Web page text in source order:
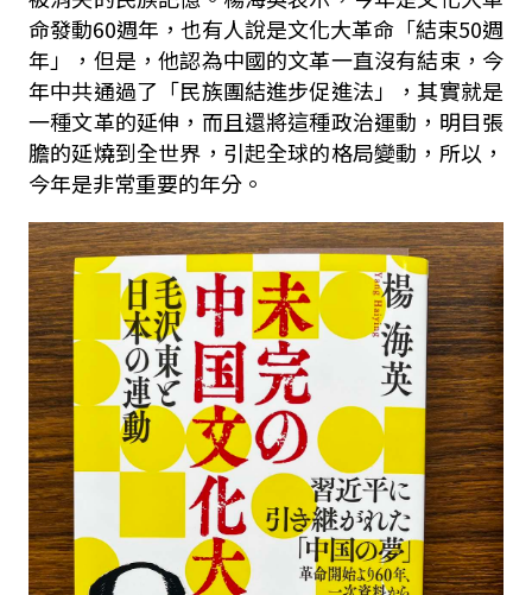
命發動60週年，也有人說是文化大革命「結束50週
年」，但是，他認為中國的文革一直沒有結束，今
年中共通過了「民族團結進步促進法」，其實就是
一種文革的延伸，而且還將這種政治運動，明目張
膽的延燒到全世界，引起全球的格局變動，所以，
今年是非常重要的年分。